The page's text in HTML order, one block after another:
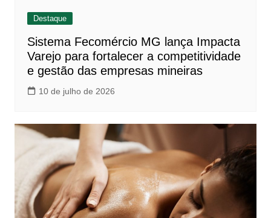
Destaque
Sistema Fecomércio MG lança Impacta
Varejo para fortalecer a competitividade
e gestão das empresas mineiras
10 de julho de 2026